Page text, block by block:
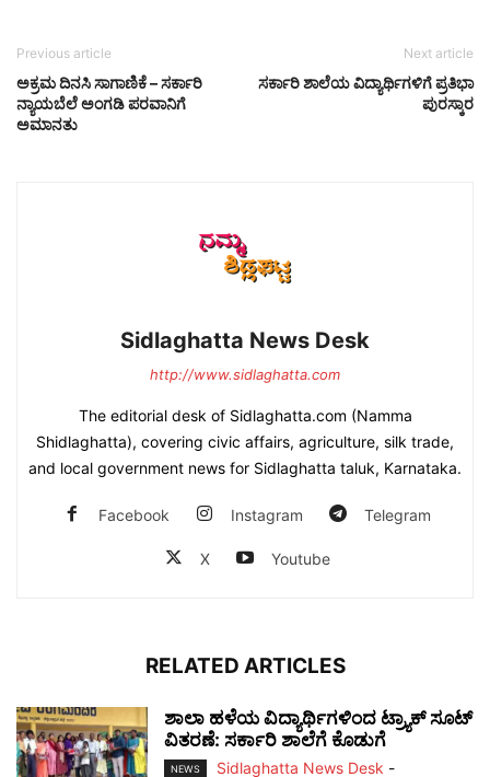
Previous article
ಅಕ್ರಮ ದಿನಸಿ ಸಾಗಾಣಿಕೆ – ಸರ್ಕಾರಿ
ನ್ಯಾಯಬೆಲೆ ಅಂಗಡಿ ಪರವಾನಿಗೆ
ಅಮಾನತು
Next article
ಸರ್ಕಾರಿ ಶಾಲೆಯ ವಿದ್ಯಾರ್ಥಿಗಳಿಗೆ ಪ್ರತಿಭಾ
ಪುರಸ್ಕಾರ
Sidlaghatta News Desk
http://www.sidlaghatta.com
The editorial desk of Sidlaghatta.com (Namma
Shidlaghatta), covering civic affairs, agriculture, silk trade,
and local government news for Sidlaghatta taluk, Karnataka.
Facebook Instagram Telegram
X Youtube
RELATED ARTICLES
ಶಾಲಾ ಹಳೆಯ ವಿದ್ಯಾರ್ಥಿಗಳಿಂದ ಟ್ರ್ಯಾಕ್‌ ಸೂಟ್
ವಿತರಣೆ: ಸರ್ಕಾರಿ ಶಾಲೆಗೆ ಕೊಡುಗೆ
NEWS Sidlaghatta News Desk -